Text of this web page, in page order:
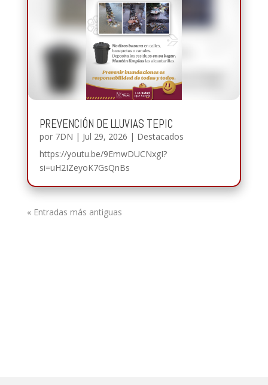
PREVENCIÓN DE LLUVIAS TEPIC
por 7DN | Jul 29, 2026 | Destacados
https://youtu.be/9EmwDUCNxgI?
si=uH2IZeyoK7GsQnBs
« Entradas más antiguas